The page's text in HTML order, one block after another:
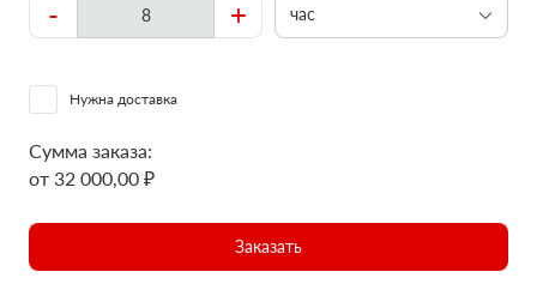
- + час
Нужна доставка
Сумма заказа:
от 32 000,00 ₽
Заказать